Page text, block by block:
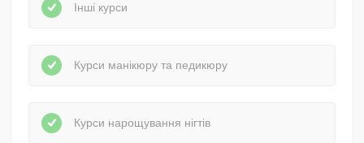
Інші курси
Курси манікюру та педикюру
Курси нарощування нігтів